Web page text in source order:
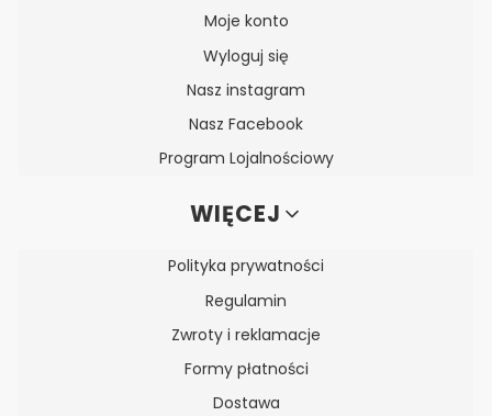
Moje konto
Wyloguj się
Nasz instagram
Nasz Facebook
Program Lojalnościowy
WIĘCEJ
Polityka prywatności
Regulamin
Zwroty i reklamacje
Formy płatności
Dostawa